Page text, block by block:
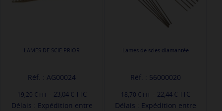
LAMES DE SCIE PRIOR
Réf. : AG00024
19,20 € - 23,04 € TTC
Délais : Expédition entre
Lames de scies diamantée
Réf. : 56000020
18,70 € - 22,44 € TTC
Délais : Expédition entre